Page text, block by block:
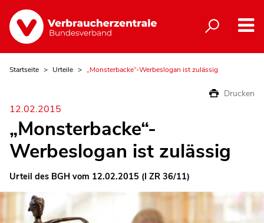
Startseite Urteile „Monsterbacke“-Werbeslogan ist zulässig
Drucken
12.02.2015
„Monsterbacke“-
Werbeslogan ist zulässig
Urteil des BGH vom 12.02.2015 (I ZR 36/11)